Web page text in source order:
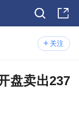
关注
盘卖出237